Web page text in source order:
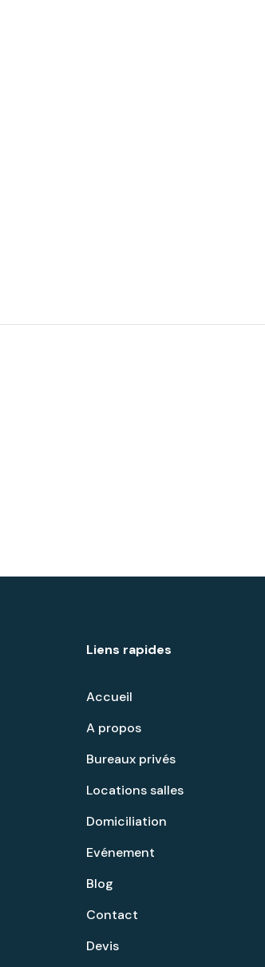
Liens rapides
Accueil
A propos
Bureaux privés
Locations salles
Domiciliation
Evénement
Blog
Contact
Devis